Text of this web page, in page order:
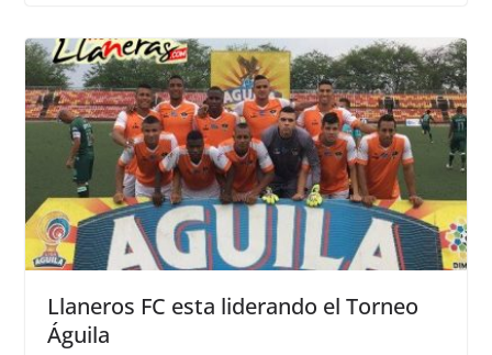
Llaneros FC esta liderando el Torneo
Águila